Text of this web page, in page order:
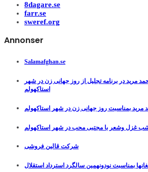
8dagare.se
farr.se
sweref.org
Annonser
Salamafghan.se
مرید در برنامه تجلیل از روز جهانی زن در شهر
استاکهولم
بمناسبت روز جهانی زن در شهر استاکهولم
غزل وشعر با مجتبی محب در شهر استاکهولم
شرکت قالین فروشی
بمناسبت نودونهمین سالگرد استرداد استقلال